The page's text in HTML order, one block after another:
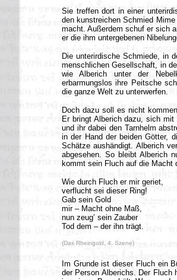
Sie treffen dort in einer
den kunstreichen Schmied
macht. Außerdem schuf er sich
er die ihm untergebenen
Die unterirdische Schmiede, in
menschlichen Gesellschaft, in
wie Alberich unter der
erbarmungslos ihre Peitsche
die ganze Welt zu unterwerfen.
Doch dazu soll es nicht
Er bringt Alberich dazu, sich
und ihr dabei den Tarnhelm
in der Hand der beiden Götter,
Schätze aushändigt. Alberich
abgesehen. So bleibt Alberich
kommt sein Fluch auf die Macht
Wie durch Fluch er mir geriet,
verflucht sei dieser Ring!
Gab sein Gold
mir – Macht ohne Maß,
nun zeug’ sein Zauber
Tod dem – der ihn trägt.
(Das Rheingold, 4. Szene)
Im Grunde ist dieser Fluch ein
der Person Alberichs. Der